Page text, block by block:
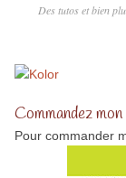
Des tutos et bien
Commandez
Pour commander